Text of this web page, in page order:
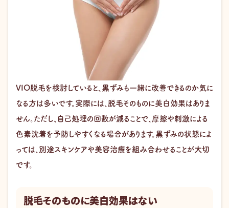
VIO脱毛を検討していると、黒ずみも一緒に改善できるのか気に
なる方は多いです。実際には、脱毛そのものに美白効果はありま
せん。ただし、自己処理の回数が減ることで、摩擦や刺激による
色素沈着を予防しやすくなる場合があります。黒ずみの状態によ
っては、別途スキンケアや美容治療を組み合わせることが大切
です。
脱毛そのものに美白効果はない